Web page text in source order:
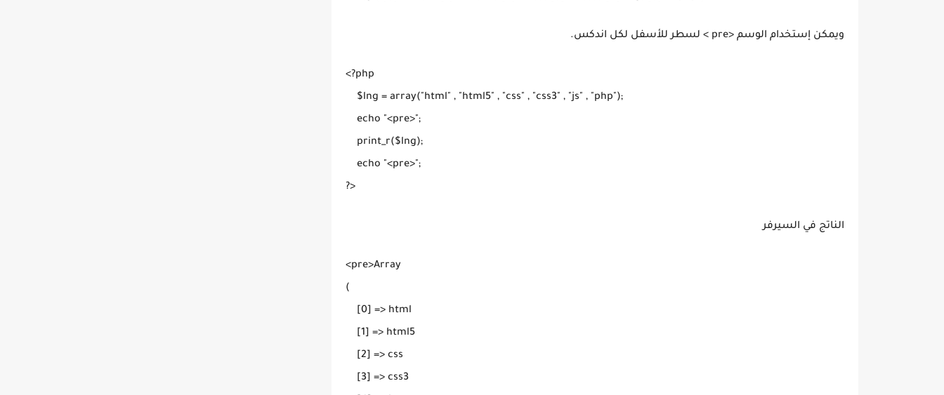
ويمكن إستخدام الوسم <pre > لسطر للأسفل لكل اندكس.
<?php
    $lng = array("html" , "html5" , "css" , "css3" , "js" , "php");
    echo "<pre>";
    print_r($lng);
    echo "<pre>";
?>
الناتج في السيرفر
<pre>Array
(
    [0] => html
    [1] => html5
    [2] => css
    [3] => css3